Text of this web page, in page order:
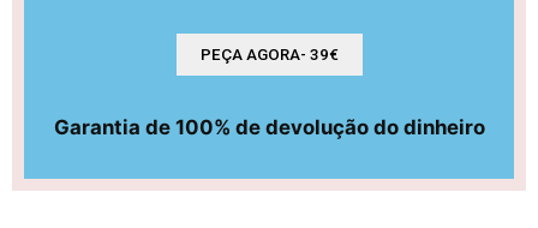
Garantia de 100% de devolução do dinheiro